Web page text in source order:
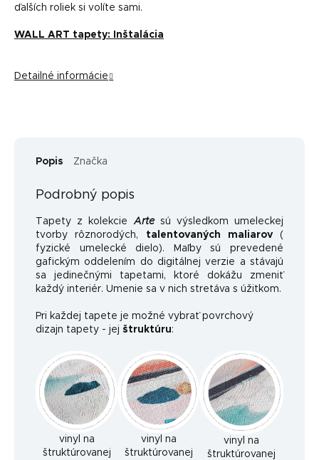
ďalších roliek si volíte sami.
WALL ART tapety: Inštalácia
Detailné informácie
Popis Značka
Podrobný popis
Tapety z kolekcieArtesú výsledkom umeleckej
tvorby rôznorodých,
talentovaných maliarov(
fyzické umelecké dielo). Maľby sú prevedené
gafickým oddelením do digitálnej verzie a stávajú
sa jedinečnými tapetami, ktoré dokážu zmeniť
každý interiér. Umenie sa v nich stretáva s úžitkom.
Pri každej tapete je možné vybrať povrchový
dizajn tapety - jej štruktúru:
vinyl na
štruktúrovanej
vinyl na
štruktúrovanej
vinyl na
štruktúrovanej